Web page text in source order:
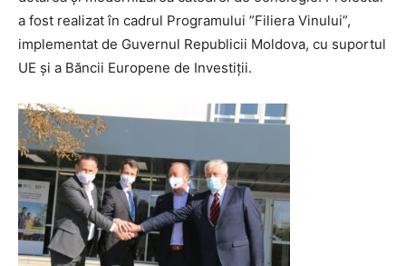
a fost realizat în cadrul Programului ”Filiera Vinului”,
implementat de Guvernul Republicii Moldova, cu suportul
UE și a Băncii Europene de Investiții.